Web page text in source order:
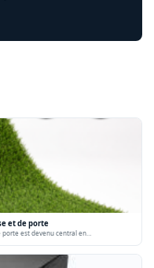
et de porte
est devenu central en…